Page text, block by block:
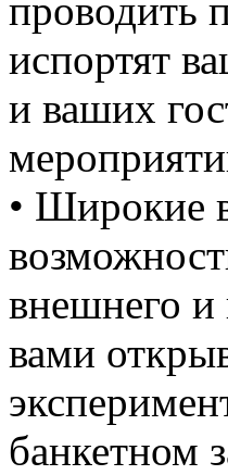
проводить
испортят
и ваших
• Широкие
внешнего и
вами
банкетном